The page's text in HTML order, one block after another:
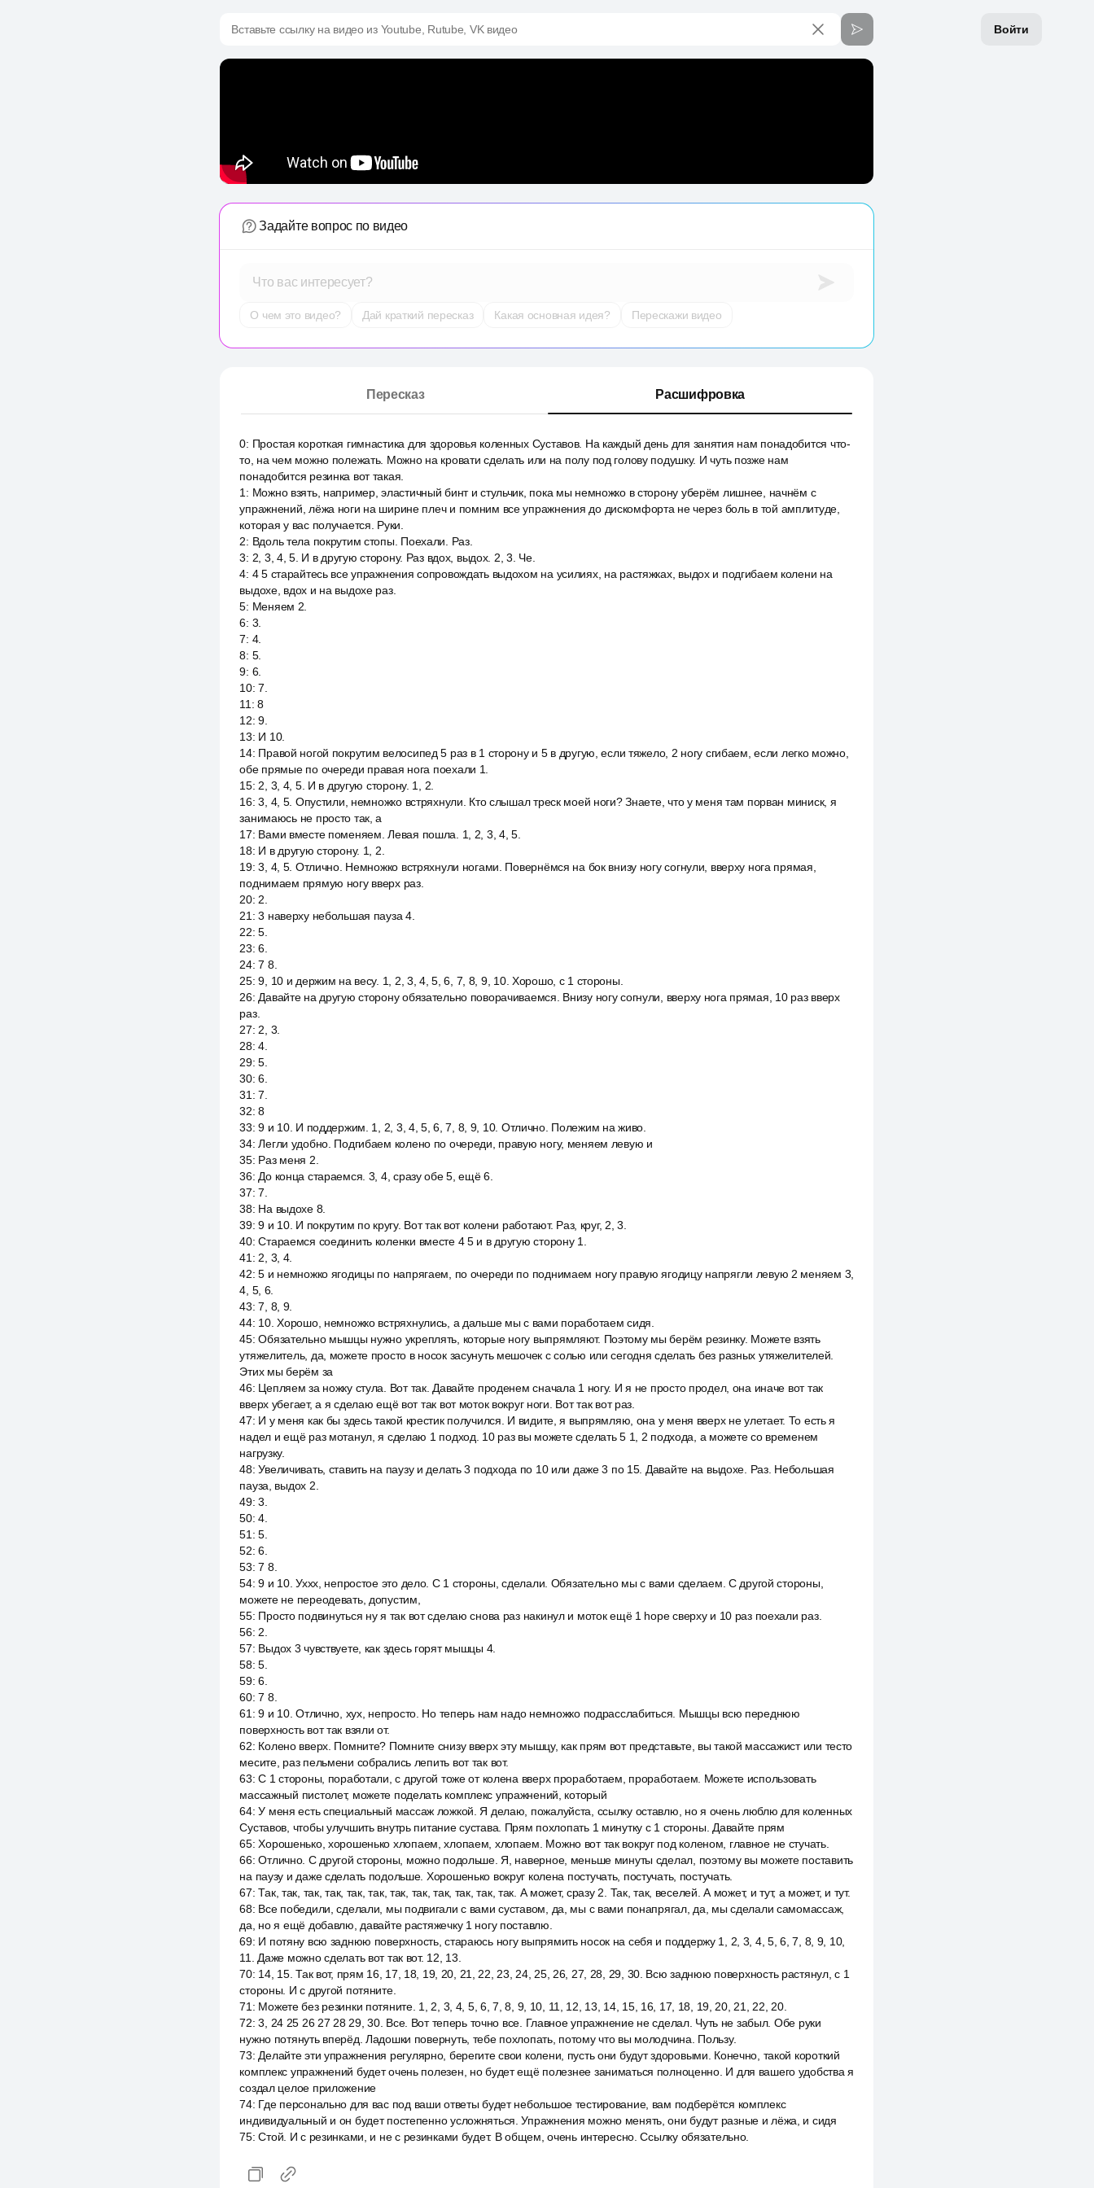
Войти
Вставьте ссылку на видео из Youtube, Rutube, VK видео
Задайте вопрос по видео
Что вас интересует?
О чем это видео? Дай краткий пересказ Какая основная идея? Перескажи видео
Пересказ Расшифровка
0: Простая короткая гимнастика для здоровья коленных Суставов. На каждый день для занятия нам понадобится что-
то, на чем можно полежать. Можно на кровати сделать или на полу под голову подушку. И чуть позже нам
понадобится резинка вот такая.
1 : Можно взять, например, эластичный бинт и стульчик, пока мы немножко в сторону уберём лишнее, начнём с
упражнений, лёжа ноги на ширине плеч и помним все упражнения до дискомфорта не через боль в той амплитуде,
которая у вас получается. Руки.
2: Вдоль тела покрутим стопы. Поехали. Раз.
3: 2, 3, 4, 5. И в другую сторону. Раз вдох, выдох. 2, 3. Че.
4: 4 5 старайтесь все упражнения сопровождать выдохом на усилиях, на растяжках, выдох и подгибаем колени на
выдохе, вдох и на выдохе раз.
5: Меняем 2.
6: 3.
7: 4.
8: 5.
9: 6.
10:7.
11 :8
12:9.
13: И 10.
14: Правой ногой покрутим велосипед 5 раз в 1 сторону и 5 в другую, если тяжело, 2 ногу сгибаем, если легко можно,
обе прямые по очереди правая нога поехали 1.
15: 2, 3, 4, 5. И в другую сторону. 1, 2.
16:3, 4, 5. Опустили, немножко встряхнули. Кто слышал треск моей ноги? Знаете, что у меня там порван миниск, я
занимаюсь не просто так, а
17: Вами вместе поменяем. Левая пошла. 1, 2, 3, 4, 5.
18: И в другую сторону. 1, 2.
19:3, 4, 5. Отлично. Немножко встряхнули ногами. Повернёмся на бок внизу ногу согнули, вверху нога прямая,
поднимаем прямую ногу вверх раз.
20: 2.
21 :3 наверху небольшая пауза 4.
22:5.
23:6.
24:7 8.
25:9, 10 и держим на весу. 1, 2, 3, 4, 5, 6, 7, 8, 9, 10. Хорошо, с 1 стороны.
26: Давайте на другую сторону обязательно поворачиваемся. Внизу ногу согнули, вверху нога прямая, 10 раз вверх
раз.
27: 2, 3.
28:4.
29:5.
30:6.
31 :7.
32:8
33:9 и 10. И поддержим. 1, 2, 3, 4, 5, 6, 7, 8, 9, 10. Отлично. Полежим на живо.
34:Легли удобно. Подгибаем колено по очереди, правую ногу, меняем левую и
35: Раз меня 2.
36: До конца стараемся. 3, 4, сразу обе 5, ещё 6.
37:7.
38: На выдохе 8.
39:9 и 10. И покрутим по кругу. Вот так вот колени работают. Раз, круг, 2, 3.
40:Стараемся соединить коленки вместе 4 5 и в другую сторону 1.
41 : 2, 3, 4.
42:5 и немножко ягодицы по напрягаем, по очереди по поднимаем ногу правую ягодицу напрягли левую 2 меняем 3,
4, 5, 6.
43:7, 8, 9.
44: 10. Хорошо, немножко встряхнулись, а дальше мы с вами поработаем сидя.
45:Обязательно мышцы нужно укреплять, которые ногу выпрямляют. Поэтому мы берём резинку. Можете взять
утяжелитель, да, можете просто в носок засунуть мешочек с солью или сегодня сделать без разных утяжелителей.
Этих мы берём за
46: Цепляем за ножку стула. Вот так. Давайте проденем сначала 1 ногу. И я не просто продел, она иначе вот так
вверх убегает, а я сделаю ещё вот так вот моток вокруг ноги. Вот так вот раз.
47: И у меня как бы здесь такой крестик получился. И видите, я выпрямляю, она у меня вверх не улетает. То есть я
надел и ещё раз мотанул, я сделаю 1 подход. 10 раз вы можете сделать 5 1, 2 подхода, а можете со временем
нагрузку.
48:Увеличивать, ставить на паузу и делать 3 подхода по 10 или даже 3 по 15. Давайте на выдохе. Раз. Небольшая
пауза, выдох 2.
49:3.
50:4.
51 :5.
52:6.
53:7 8.
54:9 и 10. Уххх, непростое это дело. С 1 стороны, сделали. Обязательно мы с вами сделаем. С другой стороны,
можете не переодевать, допустим,
55: Просто подвинуться ну я так вот сделаю снова раз накинул и моток ещё 1 hope сверху и 10 раз поехали раз.
56: 2.
57: Выдох 3 чувствуете, как здесь горят мышцы 4.
58:5.
59:6.
60:7 8.
61 :9 и 10. Отлично, хух, непросто. Но теперь нам надо немножко подрасслабиться. Мышцы всю переднюю
поверхность вот так взяли от.
62: Колено вверх. Помните? Помните снизу вверх эту мышцу, как прям вот представьте, вы такой массажист или тесто
месите, раз пельмени собрались лепить вот так вот.
63:С 1 стороны, поработали, с другой тоже от колена вверх проработаем, проработаем. Можете использовать
массажный пистолет, можете поделать комплекс упражнений, который
64:У меня есть специальный массаж ложкой. Я делаю, пожалуйста, ссылку оставлю, но я очень люблю для коленных
Суставов, чтобы улучшить внутрь питание сустава. Прям похлопать 1 минутку с 1 стороны. Давайте прям
65:Хорошенько, хорошенько хлопаем, хлопаем, хлопаем. Можно вот так вокруг под коленом, главное не стучать.
66:Отлично. С другой стороны, можно подольше. Я, наверное, меньше минуты сделал, поэтому вы можете поставить
на паузу и даже сделать подольше. Хорошенько вокруг колена постучать, постучать, постучать.
67:Так, так, так, так, так, так, так, так, так, так, так, так. А может, сразу 2. Так, так, веселей. А может, и тут, а может, и тут.
68: Все победили, сделали, мы подвигали с вами суставом, да, мы с вами понапрягал, да, мы сделали самомассаж,
да, но я ещё добавлю, давайте растяжечку 1 ногу поставлю.
69: И потяну всю заднюю поверхность, стараюсь ногу выпрямить носок на себя и поддержу 1, 2, 3, 4, 5, 6, 7, 8, 9, 10,
11. Даже можно сделать вот так вот. 12, 13.
70: 14, 15. Так вот, прям 16, 17, 18, 19, 20, 21, 22, 23, 24, 25, 26, 27, 28, 29, 30. Всю заднюю поверхность растянул, с 1
стороны. И с другой потяните.
71 : Можете без резинки потяните. 1, 2, 3, 4, 5, 6, 7, 8, 9, 10, 11, 12, 13, 14, 15, 16, 17, 18, 19, 20, 21, 22, 20.
72:3, 24 25 26 27 28 29, 30. Все. Вот теперь точно все. Главное упражнение не сделал. Чуть не забыл. Обе руки
нужно потянуть вперёд. Ладошки повернуть, тебе похлопать, потому что вы молодчина. Пользу.
73: Делайте эти упражнения регулярно, берегите свои колени, пусть они будут здоровыми. Конечно, такой короткий
комплекс упражнений будет очень полезен, но будет ещё полезнее заниматься полноценно. И для вашего удобства я
создал целое приложение
74: Где персонально для вас под ваши ответы будет небольшое тестирование, вам подберётся комплекс
индивидуальный и он будет постепенно усложняться. Упражнения можно менять, они будут разные и лёжа, и сидя
75:Стой. И с резинками, и не с резинками будет. В общем, очень интересно. Ссылку обязательно.